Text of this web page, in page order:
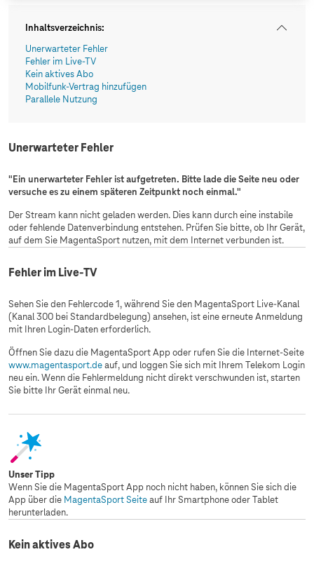
Inhaltsverzeichnis:
Unerwarteter Fehler
Fehler im Live-TV
Kein aktives Abo
Mobilfunk-Vertrag hinzufügen
Parallele Nutzung
Unerwarteter Fehler
"Ein unerwarteter Fehler ist aufgetreten. Bitte lade die Seite neu oder
versuche es zu einem späteren Zeitpunkt noch einmal."
Der Stream kann nicht geladen werden. Dies kann durch eine instabile
oder fehlende Datenverbindung entstehen. Prüfen Sie bitte, ob Ihr Gerät,
auf dem Sie MagentaSport nutzen, mit dem Internet verbunden ist.
Fehler im Live-TV
Sehen Sie den Fehlercode 1, während Sie den MagentaSport Live-Kanal
(Kanal 300 bei Standardbelegung) ansehen, ist eine erneute Anmeldung
mit Ihren Login-Daten erforderlich.
Öffnen Sie dazu die MagentaSport App oder rufen Sie die Internet-Seite
www.magentasport.deauf, und loggen Sie sich mit Ihrem Telekom Login
neu ein. Wenn die Fehlermeldung nicht direkt verschwunden ist, starten
Sie bitte Ihr Gerät einmal neu.
Unser Tipp
Wenn Sie die MagentaSport App noch nicht haben, können Sie sich die
App über die MagentaSport Seiteauf Ihr Smartphone oder Tablet
herunterladen.
Kein aktives Abo